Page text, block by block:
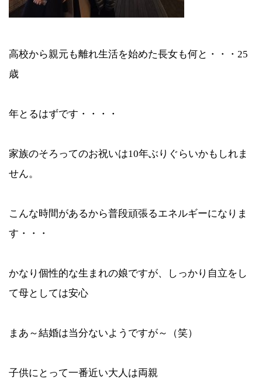
高校から親元も離れ生活を始めた長女も何と・・・25
歳
年とるはずです・・・・
家族のそろってのお祝いは10年ぶりぐらいかもしれま
せん。
こんな時間があるから普段頑張るエネルギーになりま
す・・・
かなり個性的な生まれの娘ですが、しっかり自立をし
て母としては安心
まあ～結婚は当分ないようですが～（笑）
子供にとって一番近い大人は両親